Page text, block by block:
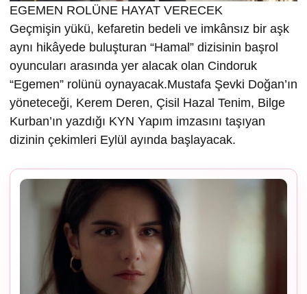
EGEMEN ROLÜNE HAYAT VERECEK
Geçmişin yükü, kefaretin bedeli ve imkânsız bir aşk
aynı hikâyede buluşturan “Hamal” dizisinin başrol
oyuncuları arasında yer alacak olan Cindoruk
“Egemen” rolünü oynayacak.Mustafa Şevki Doğan’ın
yöneteceği, Kerem Deren, Çisil Hazal Tenim, Bilge
Kurban’ın yazdığı KYN Yapım imzasını taşıyan
dizinin çekimleri Eylül ayında başlayacak.